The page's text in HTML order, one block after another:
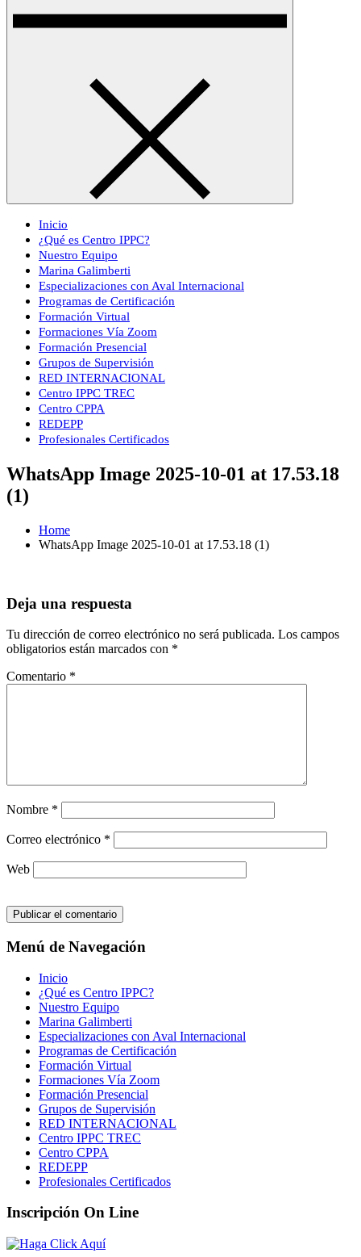
Inicio
¿Qué es Centro IPPC?
Nuestro Equipo
Marina Galimberti
Especializaciones con Aval Internacional
Programas de Certificación
Formación Virtual
Formaciones Vía Zoom
Formación Presencial
Grupos de Supervisión
RED INTERNACIONAL
Centro IPPC TREC
Centro CPPA
REDEPP
Profesionales Certificados
WhatsApp Image 2025-10-01 at 17.53.18
(1)
Home
WhatsApp Image 2025-10-01 at 17.53.18 (1)
Deja una respuesta
Tu dirección de correo electrónico no será publicada. Los campos
obligatorios están marcados con *
Comentario *
Nombre *
Correo electrónico *
Web
Menú de Navegación
Inicio
¿Qué es Centro IPPC?
Nuestro Equipo
Marina Galimberti
Especializaciones con Aval Internacional
Programas de Certificación
Formación Virtual
Formaciones Vía Zoom
Formación Presencial
Grupos de Supervisión
RED INTERNACIONAL
Centro IPPC TREC
Centro CPPA
REDEPP
Profesionales Certificados
Inscripción On Line